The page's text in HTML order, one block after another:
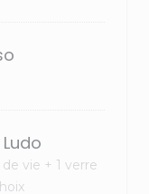
de vie + 1 verre